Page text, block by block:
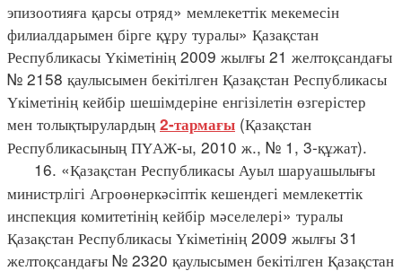
эпизоотияға қарсы отряд» мемлекеттік мекемесін
филиалдарымен бірге құру туралы» Қазақстан
Республикасы Үкіметінің 2009 жылғы 21 желтоқсандағы
№ 2158 қаулысымен бекітілген Қазақстан Республикасы
Үкіметінің кейбір шешімдеріне енгізілетін өзгерістер
мен толықтырулардың 2-тармағы (Қазақстан
Республикасының ПҮАЖ-ы, 2010 ж., № 1, 3-құжат).
16. «Қазақстан Республикасы Ауыл шаруашылығы
министрлігі Агроөнеркәсіптік кешендегі мемлекеттік
инспекция комитетінің кейбір мәселелері» туралы
Қазақстан Республикасы Үкіметінің 2009 жылғы 31
желтоқсандағы № 2320 қаулысымен бекітілген Қазақстан